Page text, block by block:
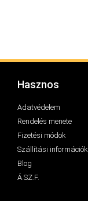
Hasznos
Adatvédelem
Rendelés menete
Fizetési módok
Szállítási információk
Blog
Á.SZ.F.